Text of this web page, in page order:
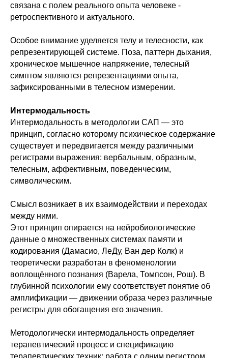
связана с полем реального опыта человеке -
ретроспективного и актуального.
Особое внимание уделяется телу и телесности, как
репрезентирующей системе. Поза, паттерн дыхания,
хроническое мышечное напряжение, телесный
симптом являются репрезентациями опыта,
зафиксированными в телесном измерении.
Интермодальность
Интермодальность в методологии САП — это
принцип, согласно которому психическое содержание
существует и передвигается между различными
регистрами выражения: вербальным, образным,
телесным, аффективным, поведенческим,
символическим.
Смысл возникает в их взаимодействии и переходах
между ними.
Этот принцип опирается на нейробиологические
данные о множественных системах памяти и
кодирования (Дамасио, ЛеДу, Ван дер Колк) и
теоретически разработан в феноменологии
воплощённого познания (Варела, Томпсон, Рош). В
глубинной психологии ему соответствует понятие об
амплификации — движении образа через различные
регистры для обогащения его значения.
Методологически интермодальность определяет
терапевтический процесс и спецификацию
терапевтических техник: работа с одним регистром